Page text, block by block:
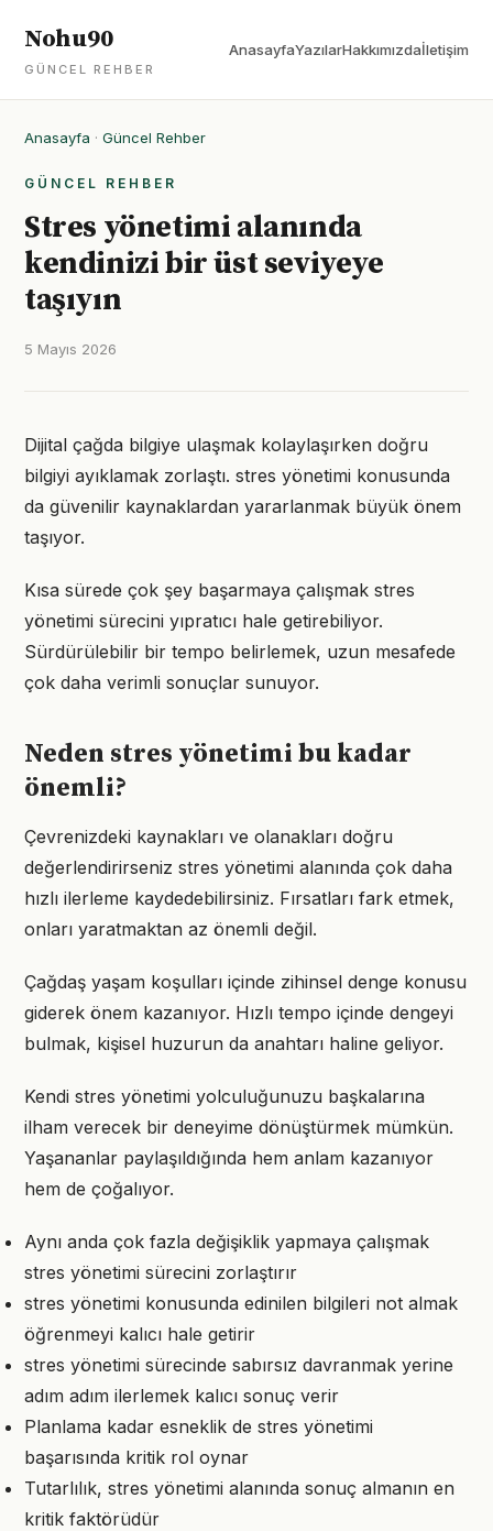
Nohu90
GÜNCEL REHBER
AnasayfaYazılarHakkımızdaİletişim
Anasayfa · Güncel Rehber
GÜNCEL REHBER
Stres yönetimi alanında
kendinizi bir üst seviyeye
taşıyın
5 Mayıs 2026
Dijital çağda bilgiye ulaşmak kolaylaşırken doğru
bilgiyi ayıklamak zorlaştı. stres yönetimi konusunda
da güvenilir kaynaklardan yararlanmak büyük önem
taşıyor.
Kısa sürede çok şey başarmaya çalışmak stres
yönetimi sürecini yıpratıcı hale getirebiliyor.
Sürdürülebilir bir tempo belirlemek, uzun mesafede
çok daha verimli sonuçlar sunuyor.
Neden stres yönetimi bu kadar
önemli?
Çevrenizdeki kaynakları ve olanakları doğru
değerlendirirseniz stres yönetimi alanında çok daha
hızlı ilerleme kaydedebilirsiniz. Fırsatları fark etmek,
onları yaratmaktan az önemli değil.
Çağdaş yaşam koşulları içinde zihinsel denge konusu
giderek önem kazanıyor. Hızlı tempo içinde dengeyi
bulmak, kişisel huzurun da anahtarı haline geliyor.
Kendi stres yönetimi yolculuğunuzu başkalarına
ilham verecek bir deneyime dönüştürmek mümkün.
Yaşananlar paylaşıldığında hem anlam kazanıyor
hem de çoğalıyor.
Aynı anda çok fazla değişiklik yapmaya çalışmak
stres yönetimi sürecini zorlaştırır
stres yönetimi konusunda edinilen bilgileri not almak
öğrenmeyi kalıcı hale getirir
stres yönetimi sürecinde sabırsız davranmak yerine
adım adım ilerlemek kalıcı sonuç verir
Planlama kadar esneklik de stres yönetimi
başarısında kritik rol oynar
Tutarlılık, stres yönetimi alanında sonuç almanın en
kritik faktörüdür